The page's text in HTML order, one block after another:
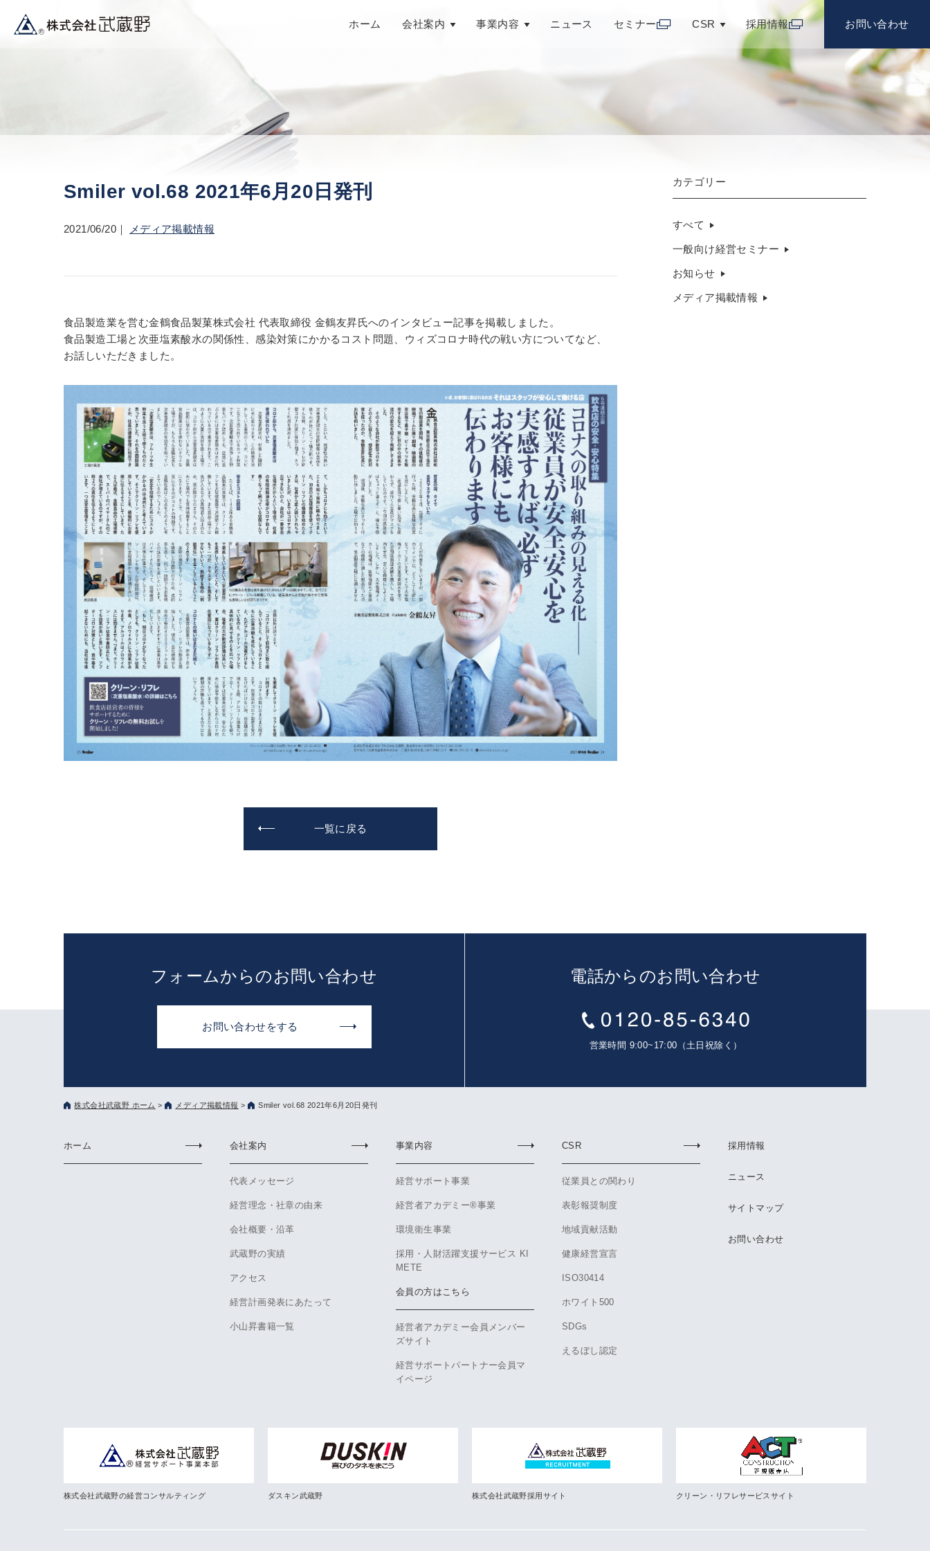
ホーム 会社案内 事業内容 ニュース セミナー CSR 採用情報 お問い合わせ
Smiler vol.68 2021年6月20日発刊
2021/06/20 メディア掲載情報
食品製造業を営む金鶴食品製菓株式会社 代表取締役 金鶴友昇氏へのインタビュー記事を掲載しました。
食品製造工場と次亜塩素酸水の関係性、感染対策にかかるコスト問題、ウィズコロナ時代の戦い方についてなど、
お話しいただきました。
一覧に戻る
カテゴリー
すべて
一般向け経営セミナー
お知らせ
メディア掲載情報
フォームからのお問い合わせ
お問い合わせをする
電話からのお問い合わせ
営業時間 9:00~17:00（土日祝除く）
株式会社武蔵野 ホーム > メディア掲載情報 > Smiler vol.68 2021年6月20日発刊
ホーム 会社案内
代表メッセージ
経営理念・社章の由来
会社概要・沿革
武蔵野の実績
アクセス
経営計画発表にあたって
小山昇書籍一覧
事業内容
経営サポート事業
経営者アカデミー®事業
環境衛生事業
採用・人財活躍支援サービス KI
METE
会員の方はこちら
経営者アカデミー会員メンバー
ズサイト
経営サポートパートナー会員マ
イページ
CSR
従業員との関わり
表彰報奨制度
地域貢献活動
健康経営宣言
ISO30414
ホワイト500
SDGs
えるぼし認定
採用情報
ニュース
サイトマップ
お問い合わせ
株式会社武蔵野の経営コンサルティング ダスキン武蔵野 株式会社武蔵野採用サイト クリーン・リフレサービスサイト